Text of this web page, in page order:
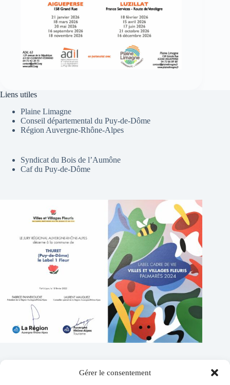
Gérer le consentement
Liens utiles
Plaine Limagne
Conseil départemental du Puy-de-Dôme
Région Auvergne-Rhône-Alpes
Syndicat du Bois de l’Aumône
Caf du Puy-de-Dôme